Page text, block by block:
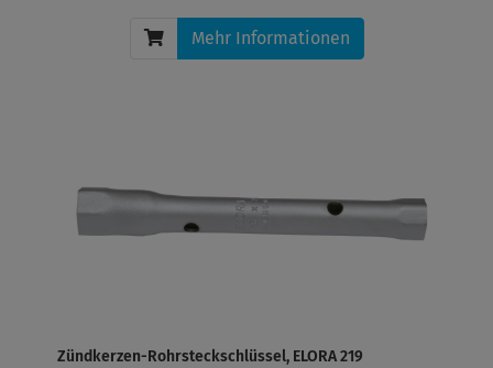
Mehr Informationen
Zündkerzen-Rohrsteckschlüssel, ELORA 219